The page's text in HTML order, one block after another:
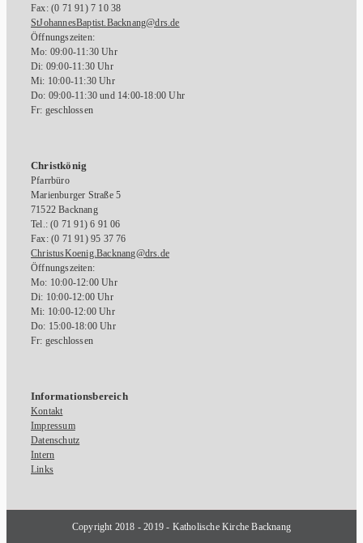
Fax: (0 71 91) 7 10 38
StJohannesBaptist.Backnang@drs.de
Öffnungszeiten:
Mo: 09:00-11:30 Uhr
Di: 09:00-11:30 Uhr
Mi: 10:00-11:30 Uhr
Do: 09:00-11:30 und 14:00-18:00 Uhr
Fr: geschlossen
Christkönig
Pfarrbüro
Marienburger Straße 5
71522 Backnang
Tel.: (0 71 91) 6 91 06
Fax: (0 71 91) 95 37 76
ChristusKoenig.Backnang@drs.de
Öffnungszeiten:
Mo: 10:00-12:00 Uhr
Di: 10:00-12:00 Uhr
Mi: 10:00-12:00 Uhr
Do: 15:00-18:00 Uhr
Fr: geschlossen
Informationsbereich
Kontakt
Impressum
Datenschutz
Intern
Links
Copyright 2018 - 2019 - Katholische Kirche Backnang